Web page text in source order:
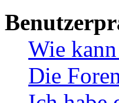
Wie
Die